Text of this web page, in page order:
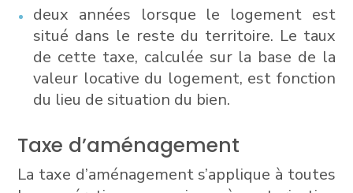
deux années lorsque le logement est
situé dans le reste du territoire. Le taux
de cette taxe, calculée sur la base de la
valeur locative du logement, est fonction
du lieu de situation du bien.
Taxe d’aménagement
La taxe d’aménagement s’applique à toutes